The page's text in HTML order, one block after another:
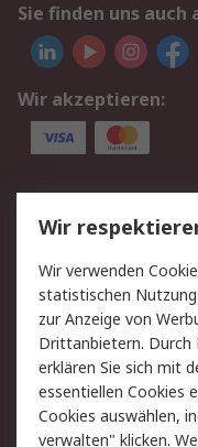
Sie finden uns auch
Wir akzeptieren:
Service
Value Added
Rücksendungen
Hilfe
Rechtliches
AGB
Cookie-Richtlinie
Wir
Wir verwenden
statistischen
zur Anzeige von
Drittanbietern. Durch
erklären Sie sich mit
essentiellen Cookies
Cookies auswählen,
verwalten" klicken.